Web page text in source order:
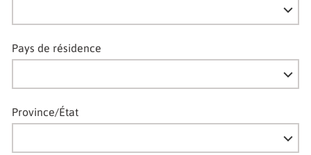
Pays de résidence
Province/État